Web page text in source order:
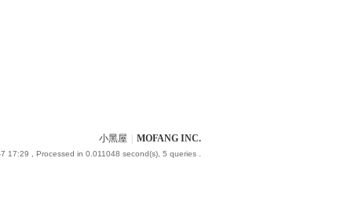
小黑屋 MOFANG INC.
17:29 , Processed in 0.011048 second(s), 5 queries .